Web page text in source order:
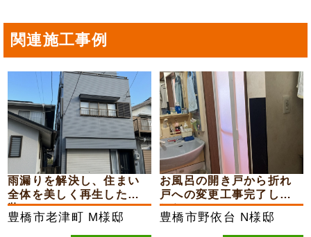
関連施工事例
雨漏りを解決し、住まい
全体を美しく再生した外
装...
豊橋市老津町 M様邸
お風呂の開き戸から折れ
戸への変更工事完了しま
した
豊橋市野依台 N様邸